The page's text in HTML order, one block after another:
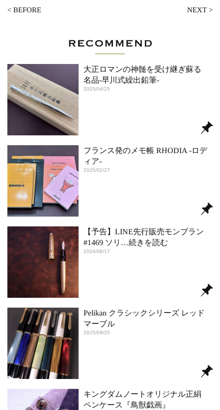
<BEFORE NEXT>
大正ロマンの神髄を受け継ぎ蘇る
名品‐早川式繰出鉛筆‐
2025/04/25
フランス発のメモ帳 RHODIA -ロデ
ィア-
2025/02/27
【予告】LINE先行販売モンブラン
#1469 ソリ …続きを読む
2024/08/17
Pelikan クラシックシリーズ レッド
マーブル
2025/09/25
キングダムノートオリジナル正絹
ペンケース『鳥獣戯画』